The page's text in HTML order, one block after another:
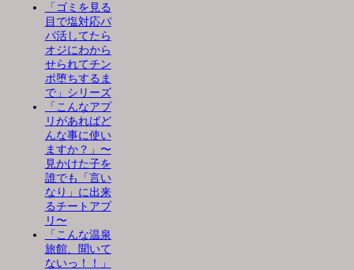
「ゴミを見る
目で塩対応パ
パ活してたら
オジにわから
せられてチン
ポ堕ちするま
で」シリーズ
「こんなアプ
リがあればど
んな事に使い
ますか？」〜
見かけた子を
誰でも「言い
なり」に出来
るチートアプ
リ〜
「こんな温泉
旅館、聞いて
ないっ！！」